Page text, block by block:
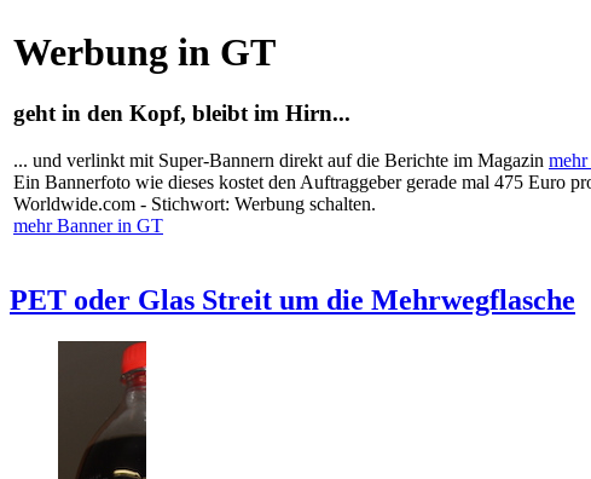
Werbung in GT
geht in den Kopf, bleibt im Hirn...
... und verlinkt mit Super-Bannern direkt auf die Berichte im Magazin mehr
Ein Bannerfoto wie dieses kostet den Auftraggeber gerade mal 475 Euro
Worldwide.com - Stichwort: Werbung schalten.
mehr Banner in GT
PET oder Glas Streit um die Mehrwegflasche